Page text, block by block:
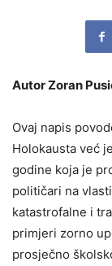
Autor Zoran
Ovaj napis
Holokausta već
godine koja je
političari na
katastrofalne i
primjeri zorno
prosječno